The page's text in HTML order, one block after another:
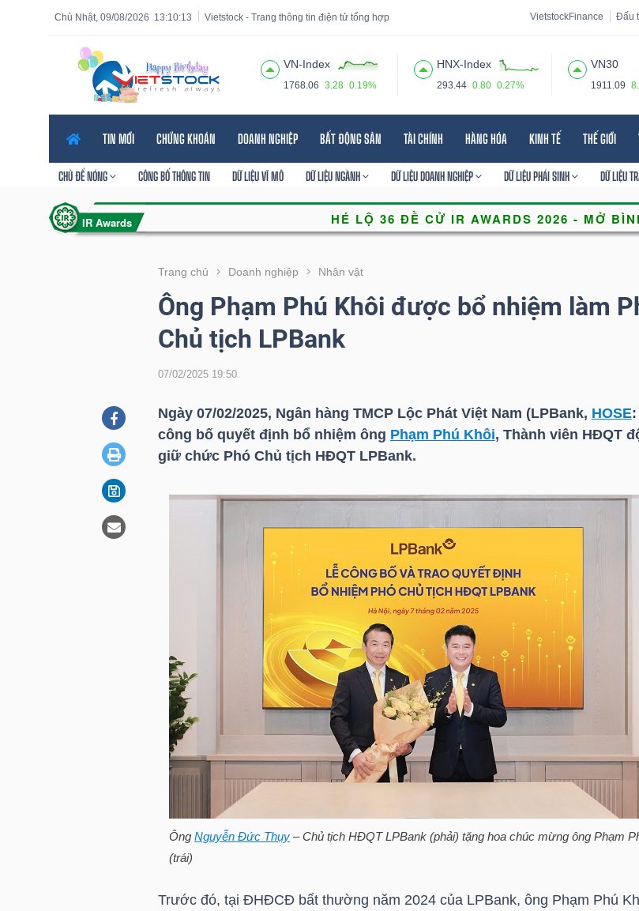
13:10:15
Chủ Nhật, 09/08/2026 Vietstock - Trang thông tin điện tử tổng hợp VietstockFinance Đấu
VN-Index
1768.06 3.28 0.19%
HNX-Index
293.44 0.80 0.27%
VN30
1911.09
TIN MỚI CHỨNG KHOÁN DOANH NGHIỆP BẤT ĐỘNG SẢN TÀI CHÍNH HÀNG HÓA KINH TẾ THẾ GIỚI
CHỦ ĐỀ NÓNG CÔNG BỐ THÔNG TIN DỮ LIỆU VĨ MÔ DỮ LIỆU NGÀNH DỮ LIỆU DOANH NGHIỆP DỮ LIỆU PHÁI SINH DỮ LIỆU
Trang chủ Doanh nghiệp Nhân vật
Ông Phạm Phú Khôi được bổ nhiệm làm
Chủ tịch LPBank
07/02/2025 19:50
Ngày 07/02/2025, Ngân hàng TMCP Lộc Phát Việt Nam (LPBank, HOSE:
công bố quyết định bổ nhiệm ông Phạm Phú Khôi, Thành viên HĐQT
giữ chức Phó Chủ tịch HĐQT LPBank.
ÔngNguyễn Đức Thụy – Chủ tịch HĐQT LPBank (phải) tặng hoa chúc mừng ôngPhạm
(trái)
Trước đó, tại ĐHĐCĐ bất thường năm 2024 của LPBank, ông Phạm Phú
Tính năng
năng
VIETSTOCK